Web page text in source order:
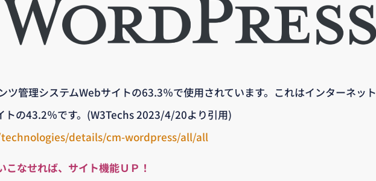
ツ管理システムWebサイトの63.3％で使用されています。これはインターネット
トの43.2％です。(W3Techs 2023/4/20より引用)
details/cm-wordpress/all/all
なせれば、サイト機能ＵＰ！